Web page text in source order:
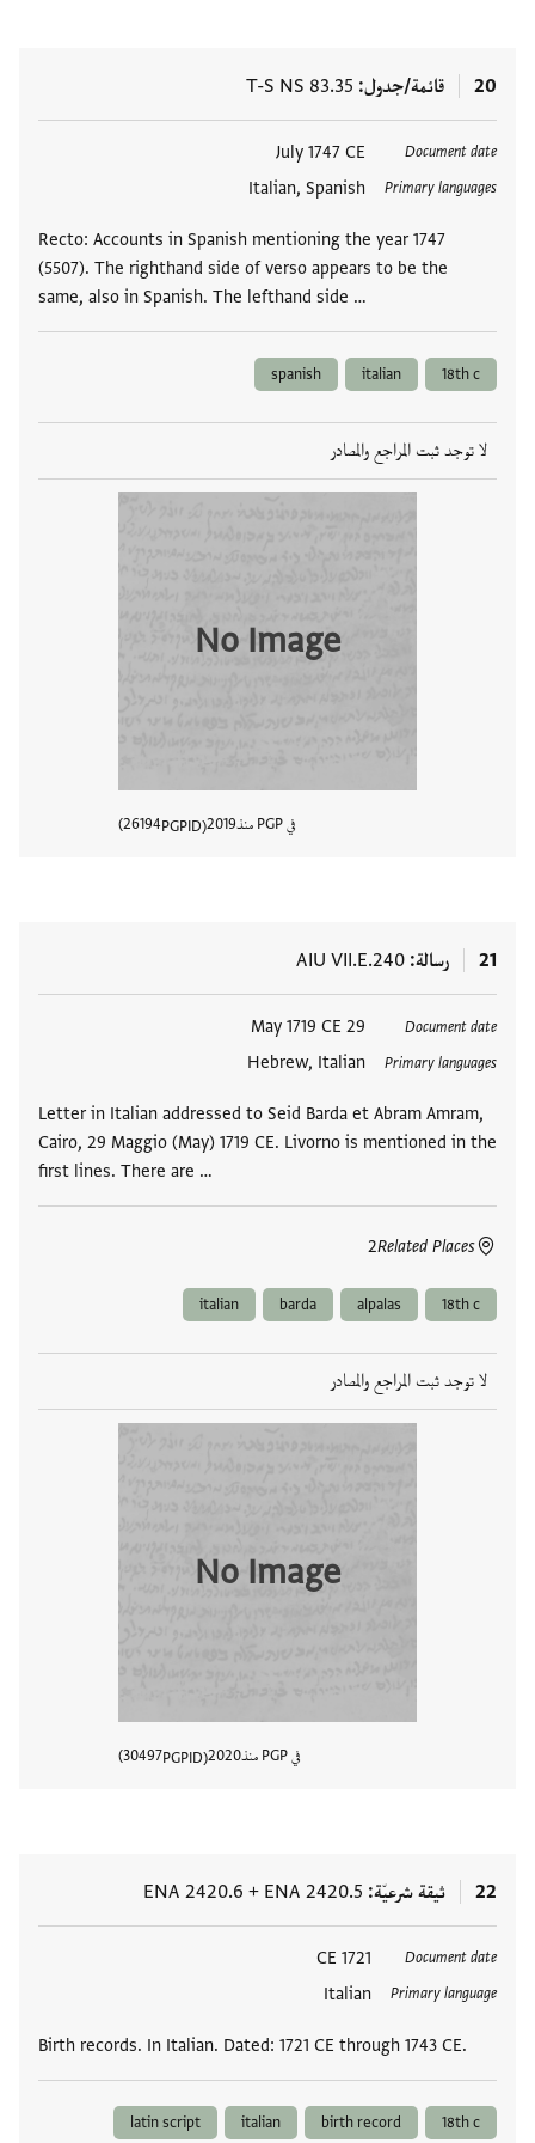
20 قائمة/جدول T-S NS 83.35
Document date
July 1747 CE
Primary languages
Italian, Spanish
Recto: Accounts in Spanish mentioning the year 1747
(5507). The righthand side of verso appears to be the
same, also in Spanish. The lefthand side …
العلامات
18th c
italian
spanish
لا توجد ثبت المراجع والمصادر
No Image
في PGP منذ 2019
PGPID
26194
21 رسالة AIU VII.E.240
Document date
29 May 1719 CE
Primary languages
Hebrew, Italian
Letter in Italian addressed to Seid Barda et Abram Amram,
Cairo, 29 Maggio (May) 1719 CE. Livorno is mentioned in the
first lines. There are …
Related Places
2
العلامات
18th c
alpalas
barda
italian
لا توجد ثبت المراجع والمصادر
No Image
في PGP منذ 2020
PGPID
30497
22 ثيقة شرعيّة ENA 2420.5
+
ENA 2420.6
Document date
1721 CE
Primary language
Italian
Birth records. In Italian. Dated: 1721 CE through 1743 CE.
العلامات
18th c
birth record
italian
latin script